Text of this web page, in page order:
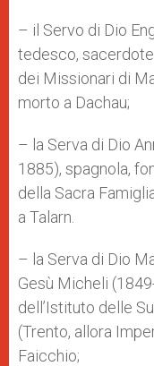
– il Servo di Dio
tedesco,
dei Missionari di
morto a Dachau;
– la Serva di Dio
1885), spagnola,
della Sacra
a Talarn.
– la Serva di Dio
Gesù Micheli
dell’Istituto delle
(Trento, allora
Faicchio;